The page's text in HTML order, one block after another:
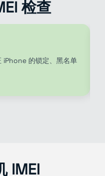
检查
iPhone 的锁定、黑名单
IMEI